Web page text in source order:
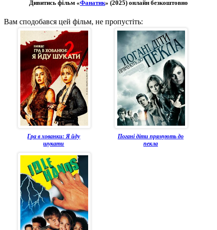
Дивитись фільм «Фанатик» (2025) онлайн безкоштовно
Вам сподобався цей фільм, не пропустіть:
Гра в хованки: Я йду
шукати
Погані діти прямують до
пекла